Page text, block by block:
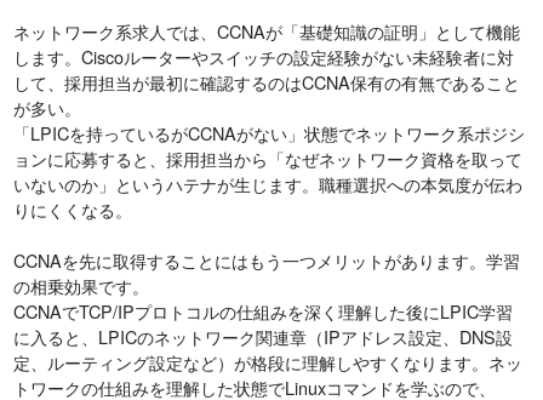
ネットワーク系求人では、CCNAが「基礎知識の証明」として機能
します。Ciscoルーターやスイッチの設定経験がない未経験者に対
して、採用担当が最初に確認するのはCCNA保有の有無であること
が多い。
「LPICを持っているがCCNAがない」状態でネットワーク系ポジシ
ョンに応募すると、採用担当から「なぜネットワーク資格を取って
いないのか」というハテナが生じます。職種選択への本気度が伝わ
りにくくなる。
CCNAを先に取得することにはもう一つメリットがあります。学習
の相乗効果です。
CCNAでTCP/IPプロトコルの仕組みを深く理解した後にLPIC学習
に入ると、LPICのネットワーク関連章（IPアドレス設定、DNS設
定、ルーティング設定など）が格段に理解しやすくなります。ネッ
トワークの仕組みを理解した状態でLinuxコマンドを学ぶので、